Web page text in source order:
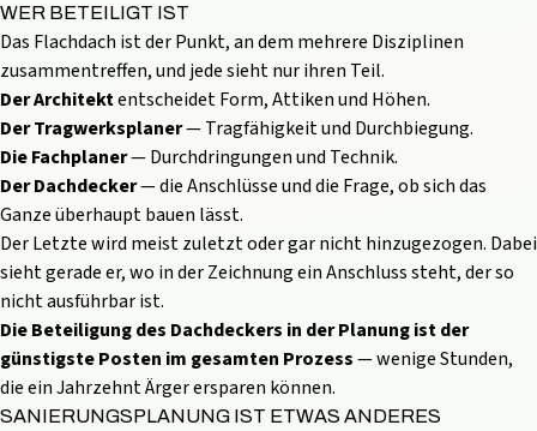
WER BETEILIGT IST
Das Flachdach ist der Punkt, an dem mehrere Disziplinen
zusammentreffen, und jede sieht nur ihren Teil.
Der Architektentscheidet Form, Attiken und Höhen.
Der Tragwerksplaner— Tragfähigkeit und Durchbiegung.
Die Fachplaner— Durchdringungen und Technik.
Der Dachdecker— die Anschlüsse und die Frage, ob sich das
Ganze überhaupt bauen lässt.
Der Letzte wird meist zuletzt oder gar nicht hinzugezogen. Dabei
sieht gerade er, wo in der Zeichnung ein Anschluss steht, der so
nicht ausführbar ist.
Die Beteiligung des Dachdeckers in der Planung ist der
günstigste Posten im gesamten Prozess— wenige Stunden,
die ein Jahrzehnt Ärger ersparen können.
SANIERUNGSPLANUNG IST ETWAS ANDERES